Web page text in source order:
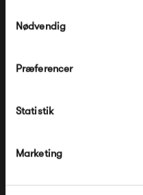
Nødvendig
Præferencer
Statistik
Marketing
sleeve, Dusty Dune
*Ved at tilmelde dig